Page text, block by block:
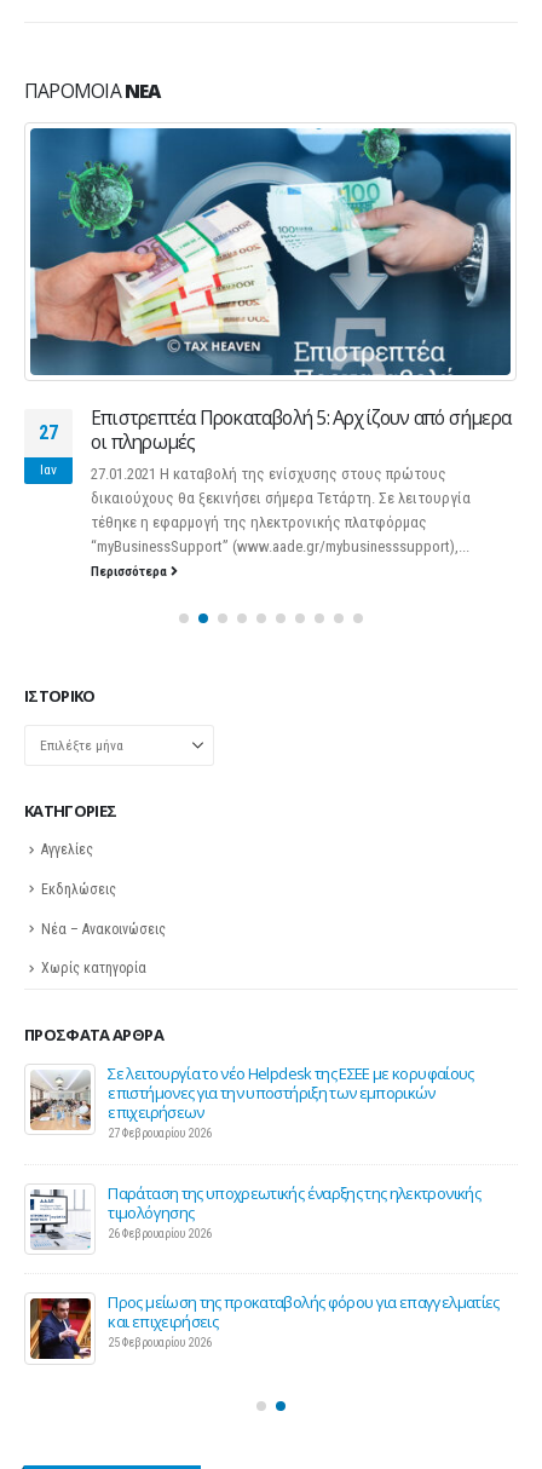
ΠΑΡΌΜΟΙΑΝΈΑ
27
Ιαν
Επιστρεπτέα Προκαταβολή 5: Αρχίζουν από σήμερα
οι πληρωμές
27.01.2021 Η καταβολή της ενίσχυσης στους πρώτους
δικαιούχους θα ξεκινήσει σήμερα Τετάρτη. Σε λειτουργία
τέθηκε η εφαρμογή της ηλεκτρονικής πλατφόρμας
“myBusinessSupport” (www.aade.gr/mybusinesssupport),...
Περισσότερα
ΙΣΤΟΡΙΚΌ
Ιστορικό
KΑΤΗΓΟΡΊΕΣ
Αγγελίες
Εκδηλώσεις
Νέα – Ανακοινώσεις
Χωρίς κατηγορία
ΠΡΌΣΦΑΤΑ ΆΡΘΡΑ
Σε λειτουργία το νέο Helpdesk της ΕΣΕΕ με κορυφαίους
επιστήμονες για την υποστήριξη των εμπορικών
επιχειρήσεων
27 Φεβρουαρίου 2026
Παράταση της υποχρεωτικής έναρξης της ηλεκτρονικής
τιμολόγησης
26 Φεβρουαρίου 2026
Προς μείωση της προκαταβολής φόρου για επαγγελματίες
και επιχειρήσεις
25 Φεβρουαρίου 2026